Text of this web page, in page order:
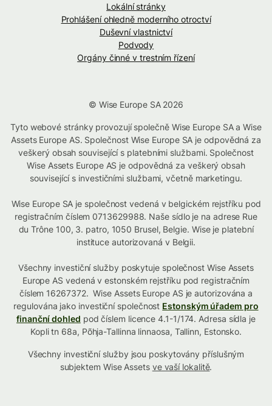
Lokální stránky
Prohlášení ohledně moderního otroctví
Duševní vlastnictví
Podvody
Orgány činné v trestním řízení
© Wise Europe SA 2026
Tyto webové stránky provozují společně Wise Europe SA a Wise
Assets Europe AS. Společnost Wise Europe SA je odpovědná za
veškerý obsah související s platebními službami. Společnost
Wise Assets Europe AS je odpovědná za veškerý obsah
související s investičními službami, včetně marketingu.
Wise Europe SA je společnost vedená v belgickém rejstříku pod
registračním číslem 0713629988. Naše sídlo je na adrese Rue
du Trône 100, 3. patro, 1050 Brusel, Belgie. Wise je platební
instituce autorizovaná v Belgii.
Všechny investiční služby poskytuje společnost Wise Assets
Europe AS vedená v estonském rejstříku pod registračním
číslem 16267372. Wise Assets Europe AS je autorizována a
regulována jako investiční společnost Estonským úřadem pro
finanční dohled pod číslem licence 4.1-1/174. Adresa sídla je
Kopli tn 68a, Põhja-Tallinna linnaosa, Tallinn, Estonsko.
Všechny investiční služby jsou poskytovány příslušným
subjektem Wise Assets ve vaší lokalitě.